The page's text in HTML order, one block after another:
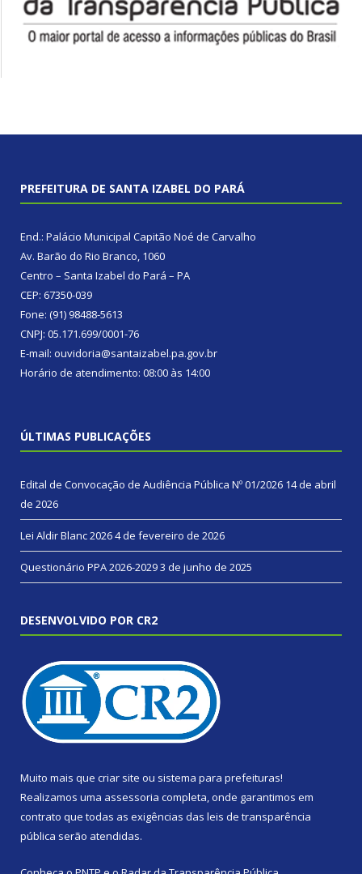
PREFEITURA DE SANTA IZABEL DO PARÁ
End.: Palácio Municipal Capitão Noé de Carvalho
Av. Barão do Rio Branco, 1060
Centro – Santa Izabel do Pará – PA
CEP: 67350-039
Fone: (91) 98488-5613
CNPJ: 05.171.699/0001-76
E-mail: ouvidoria@santaizabel.pa.gov.br
Horário de atendimento: 08:00 às 14:00
ÚLTIMAS PUBLICAÇÕES
Edital de Convocação de Audiência Pública Nº 01/2026 14 de abril
de 2026
Lei Aldir Blanc 20264 de fevereiro de 2026
Questionário PPA 2026-20293 de junho de 2025
DESENVOLVIDO POR CR2
Muito mais que criar site ou sistema para prefeituras!
Realizamos uma assessoria completa, onde garantimos em
contrato que todas as exigências das leis de transparência
pública serão atendidas.